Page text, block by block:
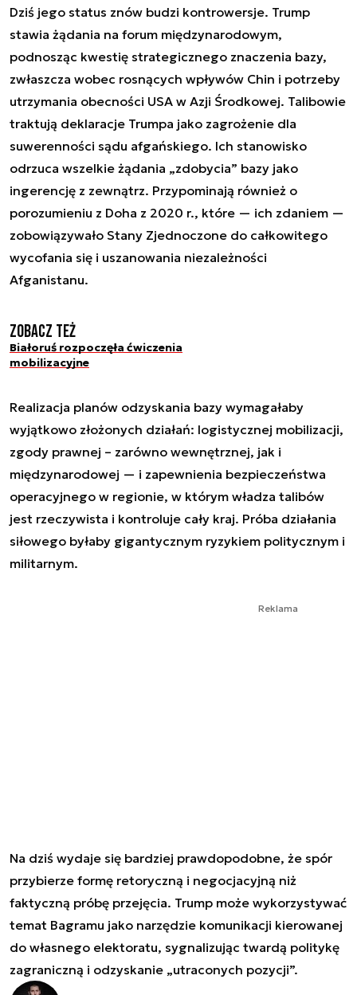
Dziś jego status znów budzi kontrowersje. Trump
stawia żądania na forum międzynarodowym,
podnosząc kwestię strategicznego znaczenia bazy,
zwłaszcza wobec rosnących wpływów Chin i potrzeby
utrzymania obecności USA w Azji Środkowej. Talibowie
traktują deklaracje Trumpa jako zagrożenie dla
suwerenności sądu afgańskiego. Ich stanowisko
odrzuca wszelkie żądania „zdobycia” bazy jako
ingerencję z zewnątrz. Przypominają również o
porozumieniu z Doha z 2020 r., które — ich zdaniem —
zobowiązywało Stany Zjednoczone do całkowitego
wycofania się i uszanowania niezależności
Afganistanu.
Zobacz też
Białoruś rozpoczęła ćwiczenia
mobilizacyjne
Realizacja planów odzyskania bazy wymagałaby
wyjątkowo złożonych działań: logistycznej mobilizacji,
zgody prawnej – zarówno wewnętrznej, jak i
międzynarodowej — i zapewnienia bezpieczeństwa
operacyjnego w regionie, w którym władza talibów
jest rzeczywista i kontroluje cały kraj. Próba działania
siłowego byłaby gigantycznym ryzykiem politycznym i
militarnym.
Reklama
Na dziś wydaje się bardziej prawdopodobne, że spór
przybierze formę retoryczną i negocjacyjną niż
faktyczną próbę przejęcia. Trump może wykorzystywać
temat Bagramu jako narzędzie komunikacji kierowanej
do własnego elektoratu, sygnalizując twardą politykę
zagraniczną i odzyskanie „utraconych pozycji”.